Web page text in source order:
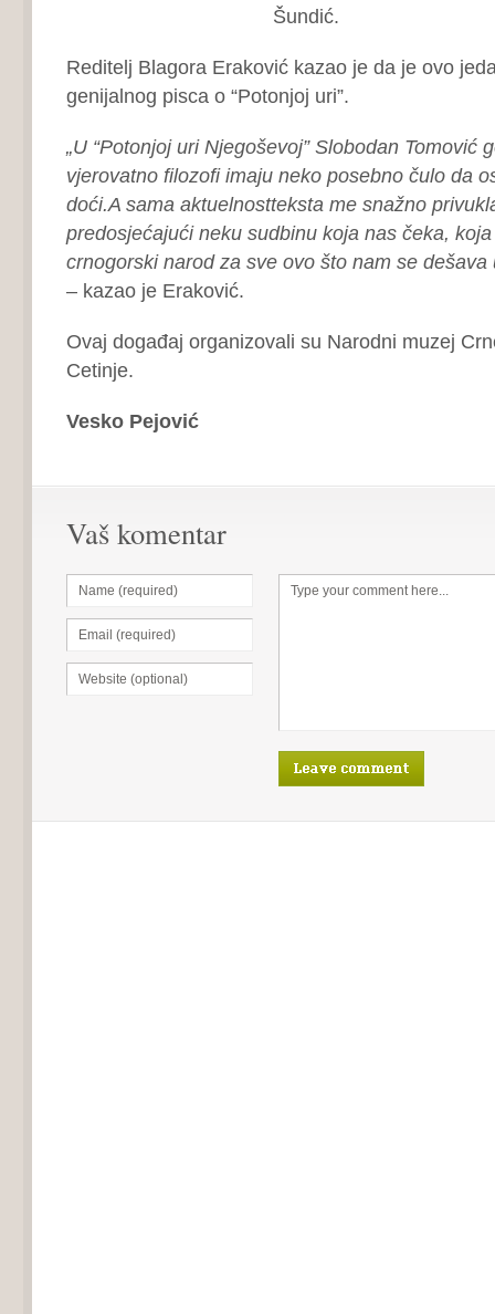
Šundić.
Reditelj Blagora Eraković kazao je da je ovo
genijalnog pisca o “Potonjoj uri”.
„U “Potonjoj uri Njegoševoj” Slobodan Tomović
vjerovatno filozofi imaju neko posebno čulo da
doći.A sama aktuelnostteksta me snažno
predosjećajući neku sudbinu koja nas čeka,
crnogorski narod za sve ovo što nam se dešava
– kazao je Eraković.
Ovaj događaj organizovali su Narodni muzej
Cetinje.
Vesko Pejović
Vaš komentar